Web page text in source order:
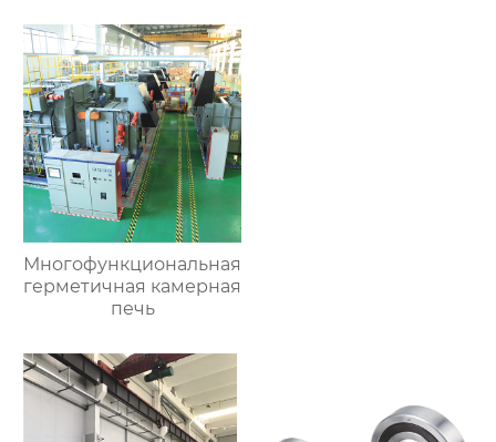
Многофункциональная
герметичная камерная
печь